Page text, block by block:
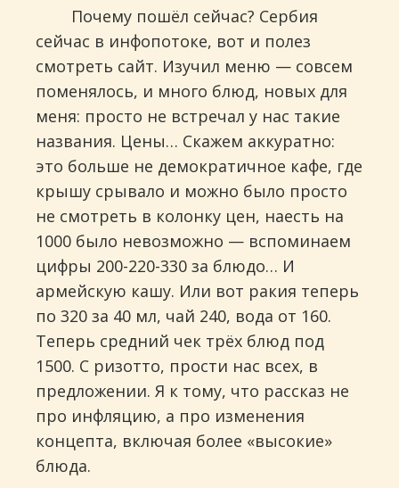
Почему пошёл сейчас? Сербия
сейчас в инфопотоке, вот и полез
смотреть сайт. Изучил меню — совсем
поменялось, и много блюд, новых для
меня: просто не встречал у нас такие
названия. Цены… Скажем аккуратно:
это больше не демократичное кафе, где
крышу срывало и можно было просто
не смотреть в колонку цен, наесть на
1000 было невозможно — вспоминаем
цифры 200-220-330 за блюдо… И
армейскую кашу. Или вот ракия теперь
по 320 за 40 мл, чай 240, вода от 160.
Теперь средний чек трёх блюд под
1500. С ризотто, прости нас всех, в
предложении. Я к тому, что рассказ не
про инфляцию, а про изменения
концепта, включая более «высокие»
блюда.